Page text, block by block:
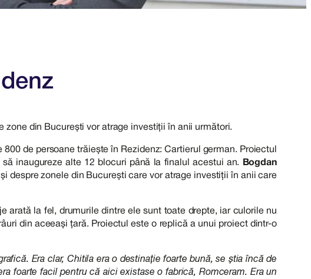
zone din București vor atrage investiții în anii următori.
de persoane trăiește în Rezidenz: Cartierul german. Proiectul
inaugureze alte 12 blocuri până la finalul acestui an.
Bogdan
despre zonele din București care vor atrage investiții în anii care
arată la fel, drumurile dintre ele sunt toate drepte, iar culorile nu
din aceeași țară. Proiectul este o replică a unui proiect dintr-o
Era clar, Chitila era o destinație foarte bună, se știa încă de
foarte facil pentru că aici existase o fabrică, Romceram. Era un